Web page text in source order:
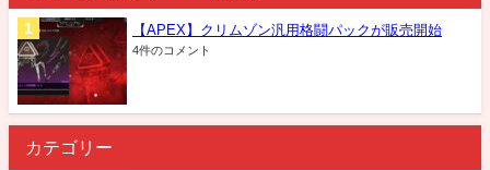
【APEX】クリムゾン汎用格闘パックが販売開始
4件のコメント
カテゴリー